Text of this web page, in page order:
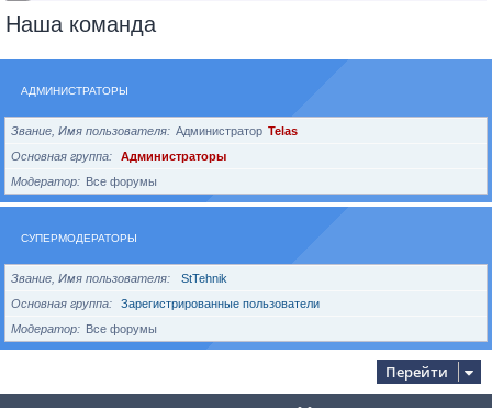
Наша команда
АДМИНИСТРАТОРЫ
Звание, Имя пользователя Администратор Telas
Основная группа
Администраторы
Модератор
Все форумы
СУПЕРМОДЕРАТОРЫ
Звание, Имя пользователя
StTehnik
Основная группа
Зарегистрированные пользователи
Модератор
Все форумы
Перейти